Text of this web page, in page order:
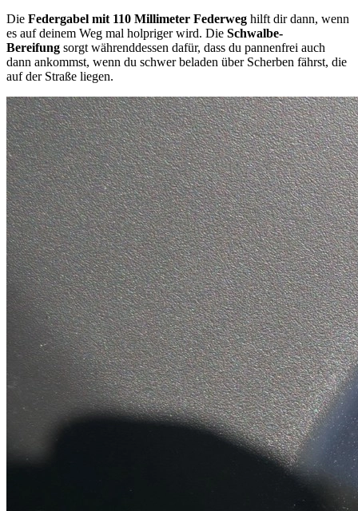
Die Federgabel mit 110 Millimeter Federweg hilft dir dann, wenn
es auf deinem Weg mal holpriger wird. Die Schwalbe-
Bereifung sorgt währenddessen dafür, dass du pannenfrei auch
dann ankommst, wenn du schwer beladen über Scherben fährst, die
auf der Straße liegen.